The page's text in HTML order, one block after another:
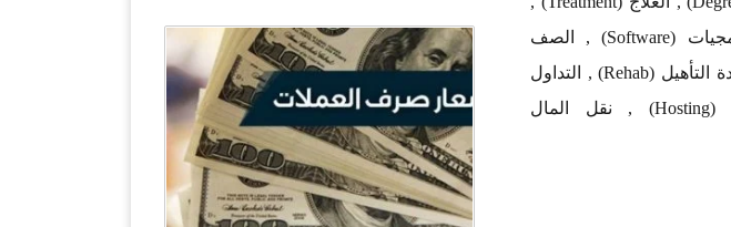
الائتمان (Credit) , البرمجيات (Software) , الصف
المدرسي (Classes) , إعادة التأهيل (Rehab) , التداول
(Trading) , الاستضافة (Hosting) , نقل المال